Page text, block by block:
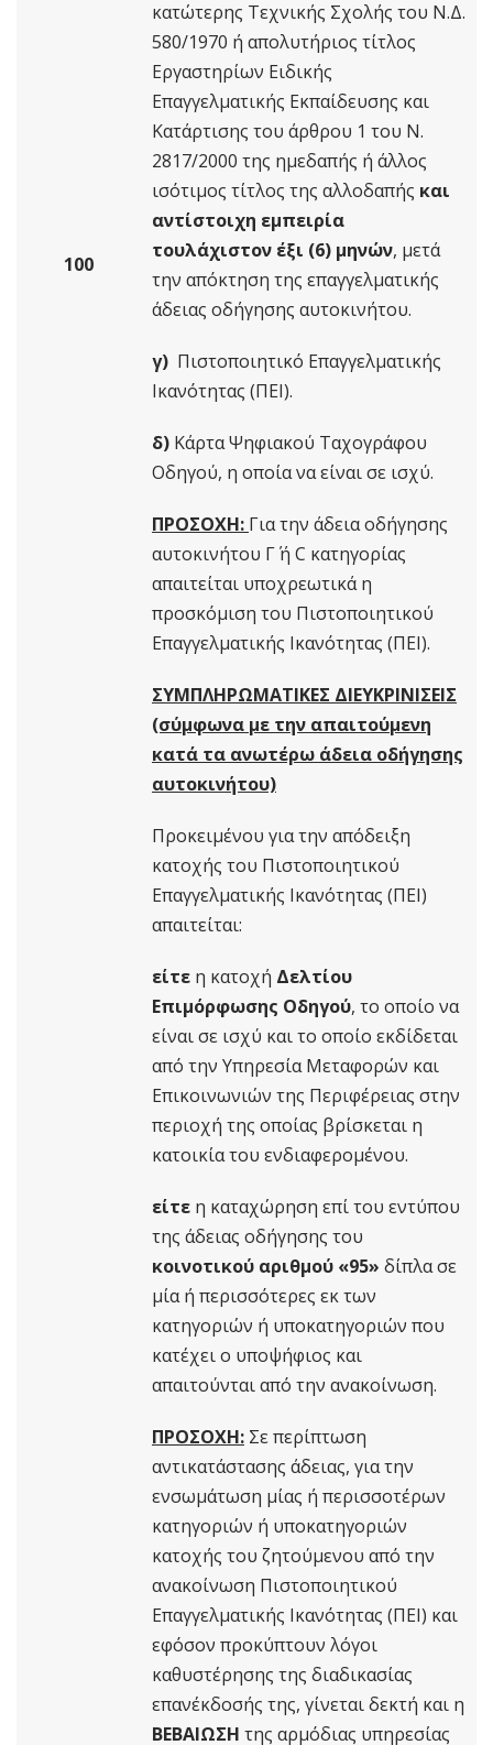
100
κατώτερης Τεχνικής Σχολής του Ν.Δ.
580/1970 ή απολυτήριος τίτλος
Εργαστηρίων Ειδικής
Επαγγελματικής Εκπαίδευσης και
Κατάρτισης του άρθρου 1 του Ν.
2817/2000 της ημεδαπής ή άλλος
ισότιμος τίτλος της αλλοδαπής και
αντίστοιχη εμπειρία
τουλάχιστον έξι (6) μηνών, μετά
την απόκτηση της επαγγελματικής
άδειας οδήγησης αυτοκινήτου.
γ) Πιστοποιητικό Επαγγελματικής
Ικανότητας (ΠΕΙ).
δ) Κάρτα Ψηφιακού Ταχογράφου
Οδηγού, η οποία να είναι σε ισχύ.
ΠΡΟΣΟΧΗ: Για την άδεια οδήγησης
αυτοκινήτου Γ΄ ή C κατηγορίας
απαιτείται υποχρεωτικά η
προσκόμιση του Πιστοποιητικού
Επαγγελματικής Ικανότητας (ΠΕΙ).
ΣΥΜΠΛΗΡΩΜΑΤΙΚΕΣ ΔΙΕΥΚΡΙΝΙΣΕΙΣ
(σύμφωνα με την απαιτούμενη
κατά τα ανωτέρω άδεια οδήγησης
αυτοκινήτου)
Προκειμένου για την απόδειξη
κατοχής του Πιστοποιητικού
Επαγγελματικής Ικανότητας (ΠΕΙ)
απαιτείται:
είτε η κατοχή Δελτίου
Επιμόρφωσης Οδηγού, το οποίο να
είναι σε ισχύ και το οποίο εκδίδεται
από την Υπηρεσία Μεταφορών και
Επικοινωνιών της Περιφέρειας στην
περιοχή της οποίας βρίσκεται η
κατοικία του ενδιαφερομένου.
είτε η καταχώρηση επί του εντύπου
της άδειας οδήγησης του
κοινοτικού αριθμού «95» δίπλα σε
μία ή περισσότερες εκ των
κατηγοριών ή υποκατηγοριών που
κατέχει ο υποψήφιος και
απαιτούνται από την ανακοίνωση.
ΠΡΟΣΟΧΗ: Σε περίπτωση
αντικατάστασης άδειας, για την
ενσωμάτωση μίας ή περισσοτέρων
κατηγοριών ή υποκατηγοριών
κατοχής του ζητούμενου από την
ανακοίνωση Πιστοποιητικού
Επαγγελματικής Ικανότητας (ΠΕΙ) και
εφόσον προκύπτουν λόγοι
καθυστέρησης της διαδικασίας
επανέκδοσής της, γίνεται δεκτή και η
ΒΕΒΑΙΩΣΗ της αρμόδιας υπηρεσίας